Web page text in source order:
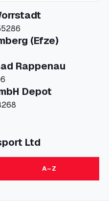
(Efze)
Rappenau
Depot
3, , 48268
Ltd
5GA
A–Z